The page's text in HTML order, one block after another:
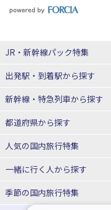
JR・新幹線パック特集
JR・新幹線＋ホテルパック
出張パック
出発駅・到着駅から探す
秋田⇔東京 新幹線パック
仙台→東京 新幹線パック
富山⇔東京 新幹線パック
東京→仙台 新幹線パック
東京→金沢 新幹線パック
新幹線・特急列車から探す
北海道新幹線 旅行
山形新幹線 旅行
東海道新幹線 旅行
上越新幹線 旅行
都道府県から探す
北海道旅行・ツアー
東北
人気の国内旅行特集
東京ディズニーリゾート®への旅
温泉旅行
一緒に行く人から探す
一人旅 国内版
季節の国内旅行特集